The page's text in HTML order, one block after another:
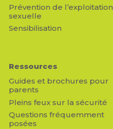
Prévention de l’exploitation
sexuelle
Sensibilisation
Ressources
Guides et brochures pour
parents
Pleins feux sur la sécurité
Questions fréquemment
posées